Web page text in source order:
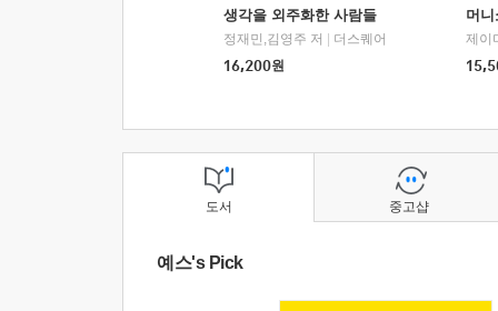
생각을 외주화한 사람들
정재민,김영주 저
더스퀘어
16,200원
머
도서
예스's Pick
중고샵